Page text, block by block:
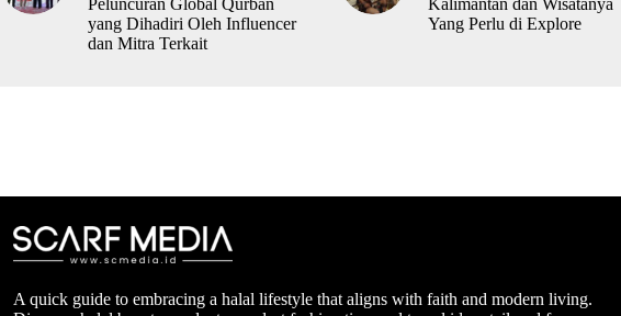
Peluncuran Global Qurban
yang Dihadiri Oleh Influencer
dan Mitra Terkait
Kalimantan dan Wisatanya
Yang Perlu di Explore
A quick guide to embracing a halal lifestyle that aligns with faith and modern living.